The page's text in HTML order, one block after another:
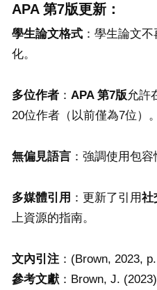
APA 第7版更新：
學生論文格式 ：學生論文
化。
多位作者 ： APA 第7版允許
20位作者（以前僅為7位）。
無偏見語言 ：強調使用包
多媒體引用 ：更新了引用社
上資源的指南。
文內引注 ：(Brown, 2023,
參考文獻 ：Brown, J.